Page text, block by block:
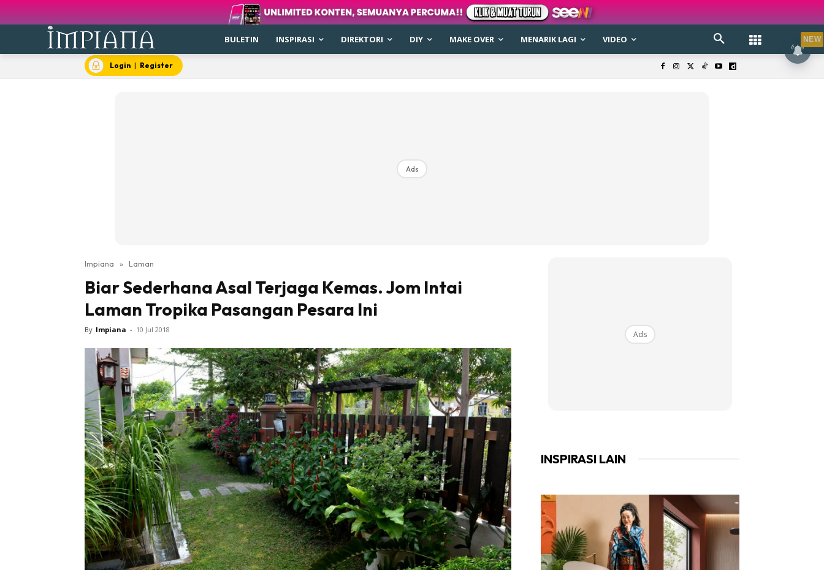
Buletin
Inspirasi
Bilik Air
Bilik Tidur
Ruang Makan
Ruang Tamu
Direktori
Interior Design
Landskap
DIY
Bilik Air
Bilik Tidur
BULETIN INSPIRASI DIREKTORI DIY MAKE OVER MENARIK LAGI VIDEO
Login | Register
Ads
Impiana » Laman
Biar Sederhana Asal Terjaga Kemas. Jom Intai
Laman Tropika Pasangan Pesara Ini
By Impiana - 10 Jul 2018 Ads
INSPIRASI LAIN
NEW